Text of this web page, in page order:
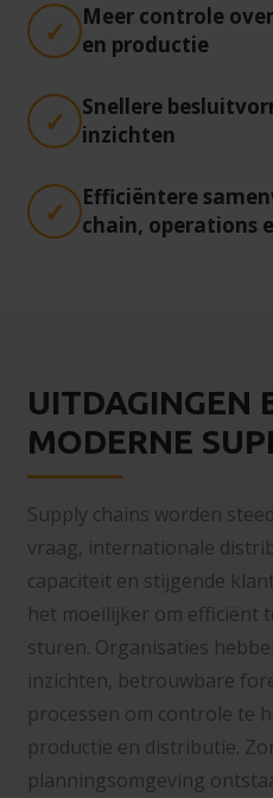
Meer controle
en productie
Snellere
inzichten
Efficiëntere
chain, operations
UITDAGINGEN
MODERNE
Supply chains worden
vraag, internationale
capaciteit en stijgende
het moeilijker om efficiënt
sturen. Organisaties
inzichten, betrouwbare
processen om controle te
productie en distributie.
planningsomgeving